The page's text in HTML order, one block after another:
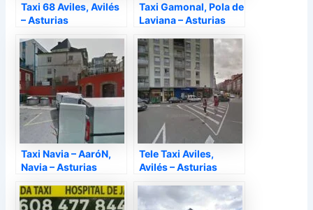
Taxi 68 Aviles, Avilés
– Asturias
Taxi Gamonal, Pola de
Laviana – Asturias
Taxi Navia – AaróN,
Navia – Asturias
Tele Taxi Aviles,
Avilés – Asturias